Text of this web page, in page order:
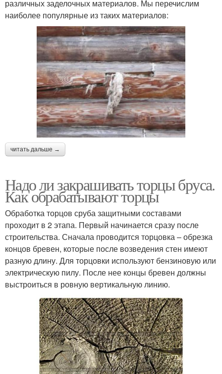
различных заделочных материалов. Мы перечислим
наиболее популярные из таких материалов:
читать дальше →
Надо ли закрашивать торцы бруса.
Как обрабатывают торцы
Обработка торцов сруба защитными составами
проходит в 2 этапа. Первый начинается сразу после
строительства. Сначала проводится торцовка – обрезка
концов бревен, которые после возведения стен имеют
разную длину. Для торцовки используют бензиновую или
электрическую пилу. После нее концы бревен должны
выстроиться в ровную вертикальную линию.